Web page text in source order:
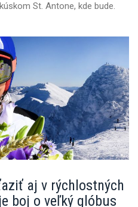
St. Antone, kde bude.
aj v rýchlostných
boj o veľký glóbus